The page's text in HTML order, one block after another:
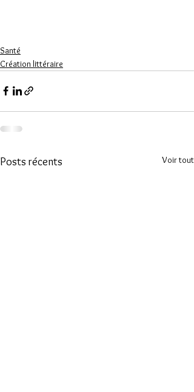
Santé
Création littéraire
Posts récents Voir tout